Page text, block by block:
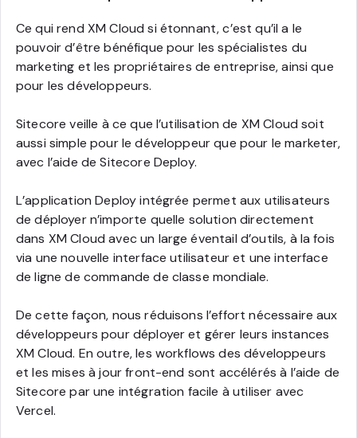
Ce qui rend XM Cloud si étonnant, c’est qu’il a le
pouvoir d’être bénéfique pour les spécialistes du
marketing et les propriétaires de entreprise, ainsi que
pour les développeurs.
Sitecore veille à ce que l’utilisation de XM Cloud soit
aussi simple pour le développeur que pour le marketer,
avec l’aide de Sitecore Deploy.
L’application Deploy intégrée permet aux utilisateurs
de déployer n’importe quelle solution directement
dans XM Cloud avec un large éventail d’outils, à la fois
via une nouvelle interface utilisateur et une interface
de ligne de commande de classe mondiale.
De cette façon, nous réduisons l’effort nécessaire aux
développeurs pour déployer et gérer leurs instances
XM Cloud. En outre, les workflows des développeurs
et les mises à jour front-end sont accélérés à l’aide de
Sitecore par une intégration facile à utiliser avec
Vercel.